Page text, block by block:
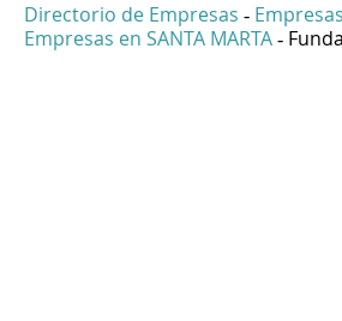
Directorio de Empresas -
Empresas en SANTA MARTA -